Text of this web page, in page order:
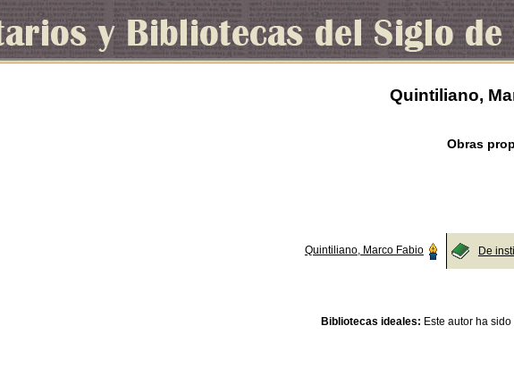
Quintiliano,
Obras
Quintiliano, Marco Fabio De
Bibliotecas ideales: Este autor ha